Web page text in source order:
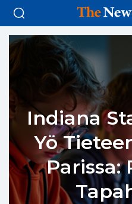
Indiana
Yö
Parissa: